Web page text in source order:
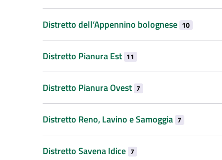
Distretto dell’Appennino bolognese 10
Distretto Pianura Est 11
Distretto Pianura Ovest 7
Distretto Reno, Lavino e Samoggia 7
Distretto Savena Idice 7